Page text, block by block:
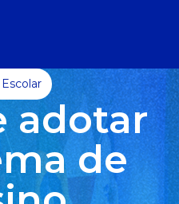
adotar
de